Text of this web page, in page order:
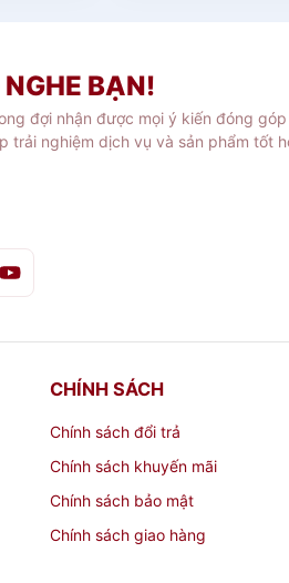
BẠN!
đợi nhận được mọi ý kiến đóng
trải nghiệm dịch vụ và sản phẩm tốt
CHÍNH SÁCH
Chính sách đổi trả
Chính sách khuyến mãi
Chính sách bảo mật
Chính sách giao hàng